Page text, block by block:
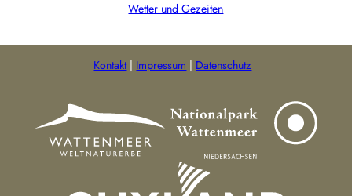
Wetter und Gezeiten
Kontakt Impressum Datenschutz